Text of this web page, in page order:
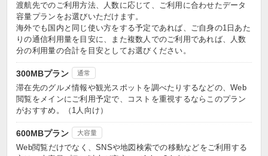
渡航先でのご利用方法、人数に応じて、ご利用に合わせたデータ
容量プランをお選びいただけます。
海外でも国内と同じ使い方をする予定であれば、ご自身の1日あた
りの通信利用量を目安に、また複数人でのご利用であれば、人数
分の利用量の合計を目安としてお選びください。
300MBプラン 通常
滞在先のグルメ情報や観光スポットを調べたりするなどの、Web
閲覧をメインにご利用予定で、コストを重視するならこのプラン
がおすすめ。（1人向け）
600MBプラン 大容量
Web閲覧だけでなく、SNSや地図検索での移動などをご利用する